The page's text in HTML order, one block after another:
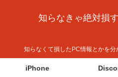
知らなきゃ絶対損
知らなくて損したPC情報とかを
iPhone